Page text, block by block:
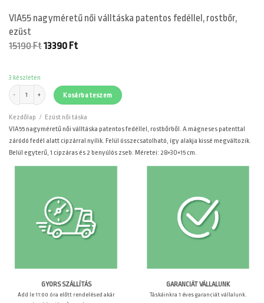
VIA55 nagyméretű női válltáska patentos fedéllel, rostbőr,
ezüst
15190FtOriginal
13390 FtCurrent
3 készleten
VIA55 nagyméretű női válltáska patentos fedéllel, rostbőr, ezüst mennyiség
Kosárba teszem
Kezdőlap / Ezüst női táska
VIA55 nagyméretű női válltáska patentos fedéllel, rostbőrből. A mágneses patenttal
záródó fedél alatt cipzárral nyílik. Felül összecsatolható, így alakja kissé megváltozik.
Belül egyterű, 1 cipzáras és 2 benyúlós zseb. Méretei: 28×30×15 cm.
GYORS SZÁLLÍTÁS
Add le 11:00 óra előtt rendelésed akár
GARANCIÁT VÁLLALUNK
Táskáinkra 1 éves garanciát vállalunk.